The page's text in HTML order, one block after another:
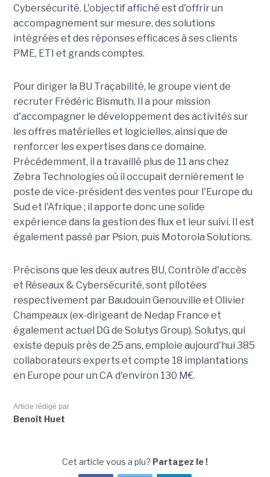
Cybersécurité. L'objectif affiché est d'offrir un
accompagnement sur mesure, des solutions
intégrées et des réponses efficaces à ses clients
PME, ETI et grands comptes.
Pour diriger la BU Traçabilité, le groupe vient de
recruter Frédéric Bismuth. Il a pour mission
d'accompagner le développement des activités sur
les offres matérielles et logicielles, ainsi que de
renforcer les expertises dans ce domaine.
Précédemment, il a travaillé plus de 11 ans chez
Zebra Technologies où il occupait dernièrement le
poste de vice-président des ventes pour l'Europe du
Sud et l'Afrique ; il apporte donc une solide
expérience dans la gestion des flux et leur suivi. Il est
également passé par Psion, puis Motorola Solutions.
Précisons que les deux autres BU, Contrôle d'accès
et Réseaux & Cybersécurité, sont pilotées
respectivement par Baudouin Genouville et Olivier
Champeaux (ex-dirigeant de Nedap France et
également actuel DG de Solutys Group). Solutys, qui
existe depuis près de 25 ans, emploie aujourd'hui 385
collaborateurs experts et compte 18 implantations
en Europe pour un CA d'environ 130 M€.
Article rédigé par
Benoît Huet
Cet article vous a plu? Partagez le !